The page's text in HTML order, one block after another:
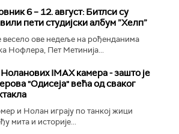
6 – 12. август: Битлси су
пети студијски албум ”Хелп”
весело ове недеље на рођенданима
Нофлера, Пет Метинија...
IMAX камера - зашто је
"Одисеја" већа од сваког
и Нолан играју по танкој жици
мита и историје...